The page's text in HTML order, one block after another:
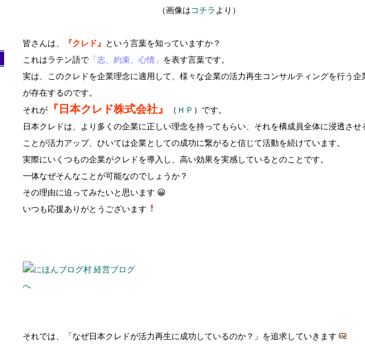
（画像はコチラ より）
皆さんは、 『クレド』 という言葉を知っていますか？
これはラテン語で 「志、約束、心情」 を表す言葉です。
実は、このクレドを企業理念に適用して、様々な企業の活力再生コンサルティングを行う企
が存在するのです。
それが
『日本クレド株式会社』 （ ＨＰ ）です。
日本クレドは、より多くの企業に正しい理念を持ってもらい、それを構成員全体に浸透させ
ことが活力アップ、ひいては企業としての成功に繋がると信じて活動を続けています。
実際にいくつもの企業がクレドを導入し、高い効果を実感しているとのことです。
一体なぜそんなことが可能なのでしょうか？
その理由に迫ってみたいと思います 😀
いつも応援ありがとうございます
それでは、「なぜ日本クレドが活力再生に成功しているのか？」を追求していきます